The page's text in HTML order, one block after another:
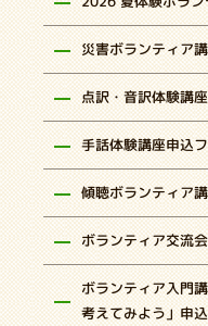
災害ボランティア
点訳・音訳体験講
手話体験講座申込
傾聴ボランティア
ボランティア交流
ボランティア入門
考えてみよう」申